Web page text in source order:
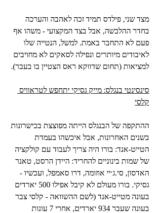
מצד שני, פילדס תמיד זכה לאהבה והערכה
בחדר ההלבשה, אבל בצד המקצועי - משהו אף
פעם לא התחבר באמת. למשל, הנטייה שלו
לאיבודים מיותרים ונפילה לסאקים לא מחויבים
למציאות (תחום שדווקא ראס הצטיין בו בעבר).
סינסינטי בנגלס: מייק גסיקי יתחפש לטראוויס
קלסי
ההתקפה של הבנגלס הייתה מפוצצת בכישרונות
בשנים האחרונות, אבל איכשהו בעמדת
הטייט-אנד: בורו היה צריך לעבוד עם קולקציה
של שמות בינוניים להחריד: היידן הרסט, טאנר
האדסון, סי.ג׳יי אוזומה, דרו סאמפל, ועכשיו -
גסיקי. בורו מעולם לא קיבל אפילו 500 יארדים
בעונה מטייט-אנד (לשם ההשוואה - קלסי צבר
בעונה שעבר 934 יארדים, אחרי 7 עונות